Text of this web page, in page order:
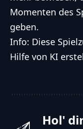
Momenten des
geben.
Info: Diese
Hilfe von KI
Hol'